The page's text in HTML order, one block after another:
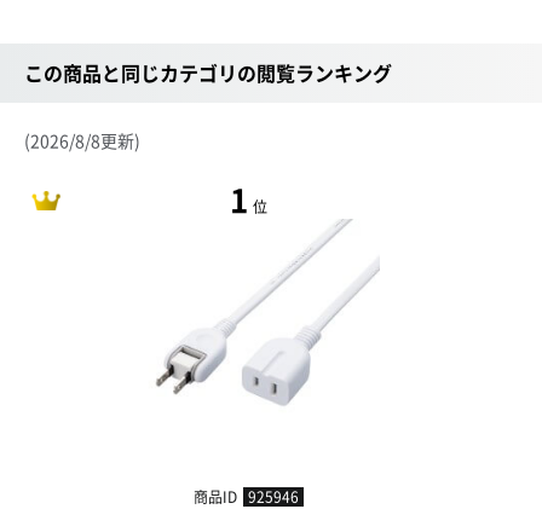
この商品と同じカテゴリの閲覧ランキング
(2026/8/8更新)
1 位
商品ID 925946